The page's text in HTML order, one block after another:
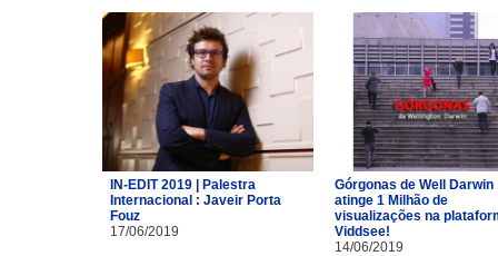
IN-EDIT 2019 | Palestra
Internacional : Javeir Porta
Fouz
17/06/2019
Górgonas de Well Darwin
atinge 1 Milhão de
visualizações na
Viddsee!
14/06/2019